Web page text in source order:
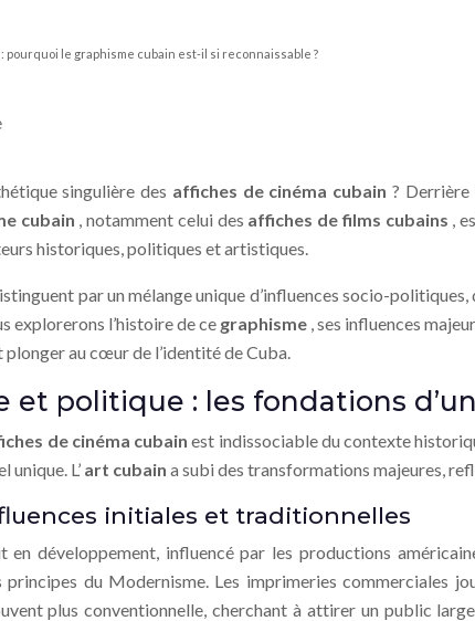
pourquoi le graphisme cubain est-il si reconnaissable ?
singulière des affiches de cinéma cubain ? Derrière
cubain , notamment celui des affiches de films cubains ,
historiques, politiques et artistiques.
par un mélange unique d’influences socio-
explorerons l’histoire de ce graphisme , ses influences
plonger au cœur de l’identité de Cuba.
et politique : les fondations
de cinéma cubainest indissociable du contexte
unique. L’ art cubain a subi des transformations majeures,
initiales et traditionnelles
en développement, influencé par les productions
du Modernisme. Les imprimeries commerciales
plus conventionnelle, cherchant à attirer un public